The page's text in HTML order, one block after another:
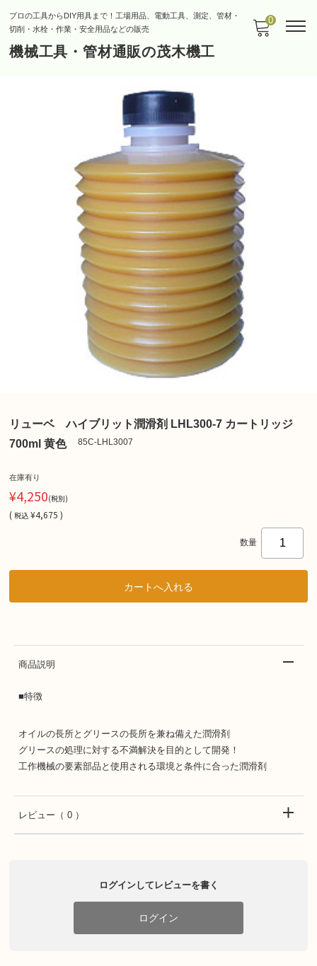
プロの工具からDIY用具まで！工場用品、電動工具、測定、管材・
切削・水栓・作業・安全用品などの販売
機械工具・管材通販の茂木機工
0
リューベ ハイブリット潤滑剤 LHL300-7 カートリッジ
700ml 黄色
85C-LHL3007
在庫有り
¥4,250(税別)
( 税込 ¥4,675 )
数量
商品説明
■特徴
オイルの長所とグリースの長所を兼ね備えた潤滑剤
グリースの処理に対する不満解決を目的として開発！
工作機械の要素部品と使用される環境と条件に合った潤滑剤
レビュー （ 0 ）
ログインしてレビューを書く
ログイン